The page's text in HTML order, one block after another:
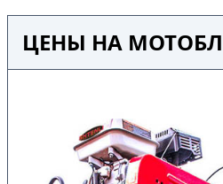
ЦЕНЫ НА